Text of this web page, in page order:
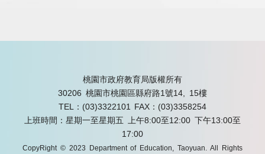
桃園市政府教育局版權所有
30206 桃園市桃園區縣府路1號14, 15樓
TEL：(03)3322101
FAX：(03)3358254
上班時間：星期一至星期五 上午8:00至12:00 下午13:00至
17:00
CopyRight © 2023 Department of Education, Taoyuan. All Rights